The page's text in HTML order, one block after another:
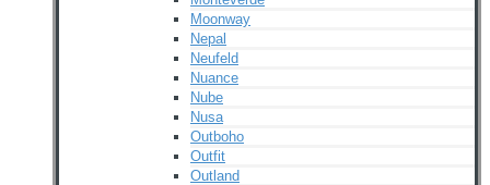
Moonway
Nepal
Neufeld
Nuance
Nube
Nusa
Outboho
Outfit
Outland